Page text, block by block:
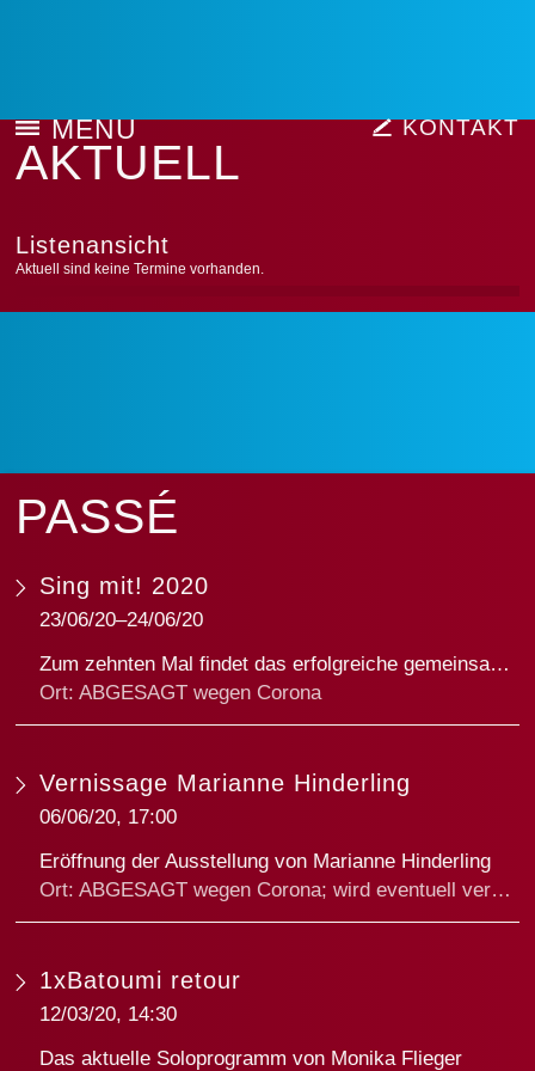
MENU KONTAKT
AKTUELL
Listenansicht
Aktuell sind keine Termine vorhanden.
PASSÉ
Sing mit! 2020
23/06/20–24/06/20
Zum zehnten Mal findet das erfolgreiche gemeinsame Projekt von Jugendmusikschule Winterthur und Musikkollegium Winterthur statt! Rund 1600 Erst- und Zweitklässler*innen aus Winterthur und der Umgebung lernen in der Musikalischen Grundschule zwei Lieder und einen Tanz, in diesem Jahr basierend auf Musik aus «Peer Gynt» von Edvard Grieg. Zum krönenden Abschluss werden diese Stücke gemeinsam mit dem Orchester im Konzertsaal des Stadthauses gesungen und getanzt. Und dazwischen die Musiker*innen stellen ihre Instrumente vor, was immer zu grosser Begeisterung führt.
Ort: ABGESAGT wegen Corona
Vernissage Marianne Hinderling
06/06/20, 17:00
Eröffnung der Ausstellung von Marianne Hinderling
Ort: ABGESAGT wegen Corona; wird eventuell verschoben
1xBatoumi retour
12/03/20, 14:30
Das aktuelle Soloprogramm von Monika Flieger